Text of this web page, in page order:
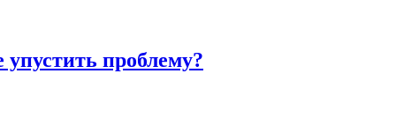
проблему?